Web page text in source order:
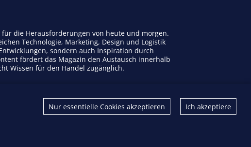
die Herausforderungen von heute und morgen.
Technologie, Marketing, Design und Logistik
sondern auch Inspiration durch
fördert das Magazin den Austausch innerhalb
Wissen für den Handel zugänglich.
Kontakt
Impressum
Ich akzeptiere
Nur essentielle Cookies akzeptieren